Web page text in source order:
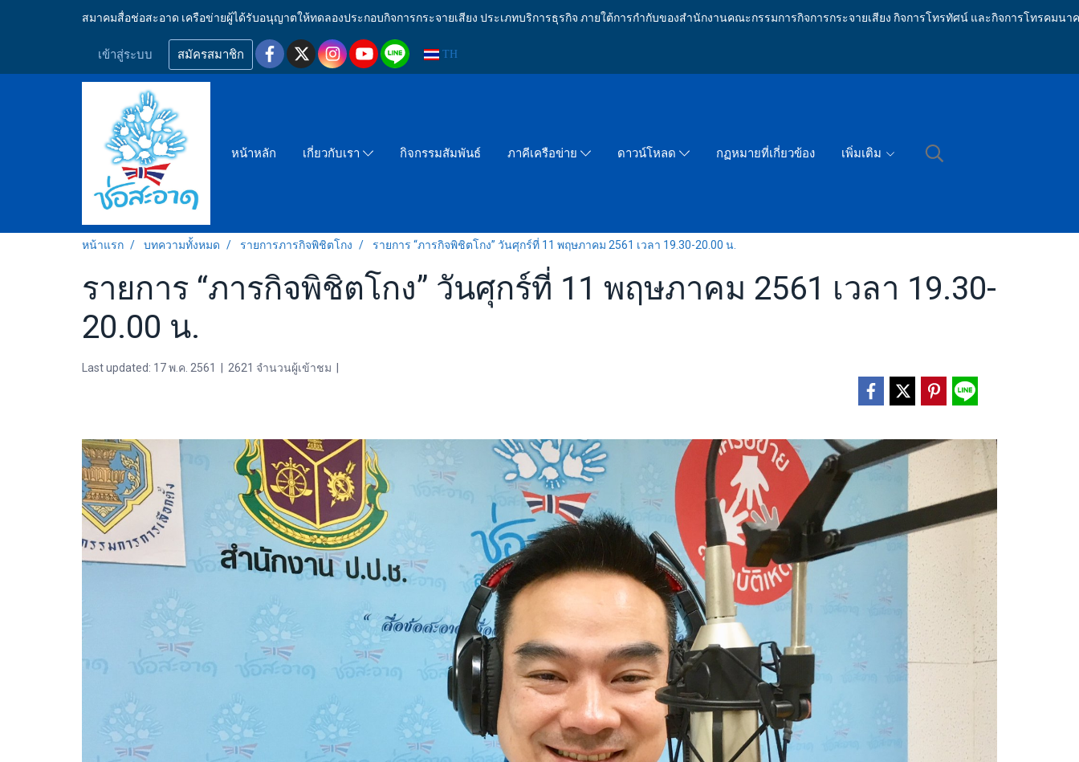
สมาคมสื่อช่อสะอาด เครือข่ายผู้ได้รับอนุญาตให้ทดลองประกอบกิจการกระจายเสียง ประเภทบริการธุรกิจ ภายใต้การกำกับของสำนักงานคณะกรรมการกิจการกระจายเสียง กิจการโทรทัศน์ และกิจการโทรคมนา
เข้าสู่ระบบ สมัครสมาชิก TH
หน้าหลัก เกี่ยวกับเรา กิจกรรมสัมพันธ์ ภาคีเครือข่าย ดาวน์โหลด กฏหมายที่เกี่ยวข้อง เพิ่มเติม
หน้าแรก บทความทั้งหมด รายการภารกิจพิชิตโกง รายการ “ภารกิจพิชิตโกง” วันศุกร์ที่ 11 พฤษภาคม 2561 เวลา 19.30-20.00 น.
รายการ “ภารกิจพิชิตโกง” วันศุกร์ที่ 11 พฤษภาคม 2561 เวลา 19.30-
20.00 น.
Last updated: 17 พ.ค. 2561 2621 จำนวนผู้เข้าชม